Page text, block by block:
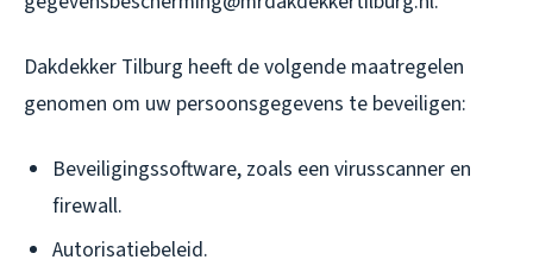
Dakdekker Tilburg heeft de volgende maatregelen
genomen om uw persoonsgegevens te beveiligen:
Beveiligingssoftware, zoals een virusscanner en
firewall.
Autorisatiebeleid.